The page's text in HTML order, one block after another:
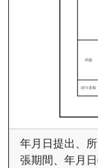
年月日提出、
張期間、年月